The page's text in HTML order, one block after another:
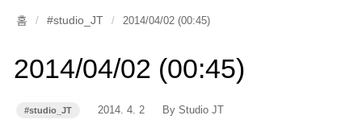
홈 / #studio_JT / 2014/04/02 (00:45)
2014/04/02 (00:45)
카
#studio_JT
작
2014. 4. 2
작
By Studio JT